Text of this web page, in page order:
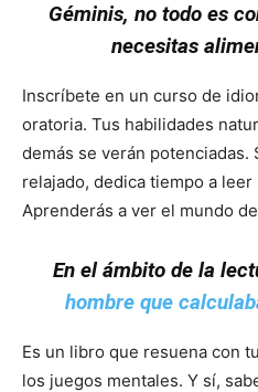
Géminis, no todo es
necesitas
Inscríbete en un curso de
oratoria. Tus habilidades
demás se verán potenciadas.
relajado, dedica tiempo a
Aprenderás a ver el mundo
En el ámbito de la
hombre que
Es un libro que resuena con
los juegos mentales. Y sí,